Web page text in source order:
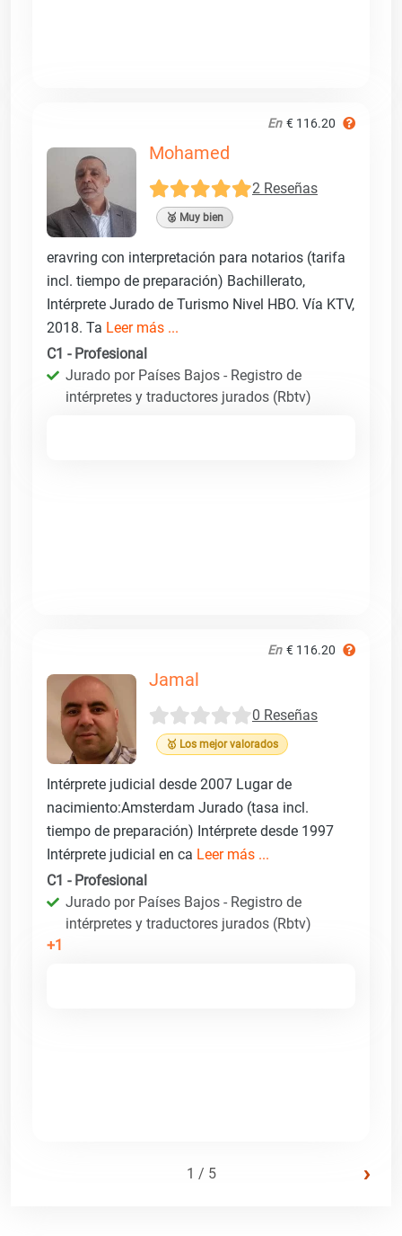
En € 116.20
Mohamed
2 Reseñas
🥈 Muy bien
eravring con interpretación para notarios (tarifa
incl. tiempo de preparación) Bachillerato,
Intérprete Jurado de Turismo Nivel HBO. Vía KTV,
2018. Ta Leer más ...
C1 - Profesional
Jurado por Países Bajos - Registro de
intérpretes y traductores jurados (Rbtv)
En € 116.20
Jamal
0 Reseñas
🥇 Los mejor valorados
Intérprete judicial desde 2007 Lugar de
nacimiento:Amsterdam Jurado (tasa incl.
tiempo de preparación) Intérprete desde 1997
Intérprete judicial en ca Leer más ...
C1 - Profesional
Jurado por Países Bajos - Registro de
intérpretes y traductores jurados (Rbtv)
+1
1 / 5 ›